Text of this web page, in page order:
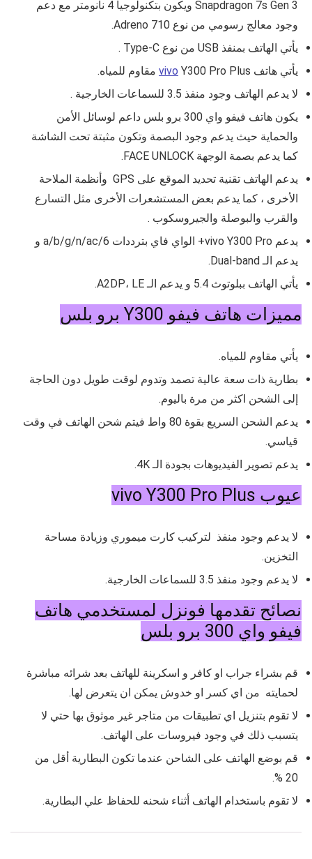
Snapdragon 7s Gen 3
ويكون بتكنولوجيا 4 نانومتر مع دعم
وجود معالج رسومي من نوع Adreno 710
.
يأتي الهاتف بمنفذ USB من نوع
Type-C .
يأتي هاتف
vivo Y300 Pro Plus
مقاوم للمياه.
لا يدعم الهاتف وجود منفذ 3.5 للسماعات الخارجية .
يكون هاتف فيفو واي 300 برو بلس
داعم لوسائل الأمن
والحماية حيث يدعم وجود البصمة وتكون مثبتة تحت الشاشة
كما يدعم بصمة الوجهة FACE UNLOCK.
يدعم الهاتف تقنية تحديد الموقع على GPS وأنظمة الملاحة
الأخرى ، كما يدعم بعض المستشعرات الأخرى مثل التسارع
والقرب والبوصلة والجيروسكوب .
يدعم vivo Y300 Pro+ الواي فاي بترددات
a/b/g/n/ac/6 و
يدعم الـ Dual-band
.
يأتي الهاتف ببلوتوث 5.4 و يدعم الـ
A2DP، LE.
مميزات هاتف فيفو Y300 برو بلس
يأتي مقاوم للمياه.
بطارية ذات سعة عالية تصمد وتدوم لوقت طويل دون الحاجة
إلى الشحن اكثر من مرة باليوم.
يدعم الشحن السريع بقوة 80 واط فيتم شحن الهاتف في وقت
قياسي.
يدعم تصوير الفيديوهات بجودة الـ 4K.
عيوب vivo Y300 Pro Plus
لا يدعم وجود منفذ لتركيب كارت ميموري وزيادة مساحة
التخزين.
لا يدعم وجود منفذ 3.5 للسماعات الخارجية.
نصائح تقدمها فونزل لمستخدمي هاتف
فيفو واي 300 برو بلس
قم بشراء جراب او كافر و اسكرينة للهاتف بعد شرائه مباشرة
لحمايته من اي كسر او خدوش يمكن ان يتعرض لها.
لا تقوم بتنزيل اي تطبيقات من متاجر غير موثوق بها حتي لا
يتسبب ذلك في وجود فيروسات على الهاتف.
قم بوضع الهاتف على الشاحن عندما تكون البطارية أقل من
20 %.
لا تقوم باستخدام الهاتف أثناء شحنه للحفاظ علي البطارية.